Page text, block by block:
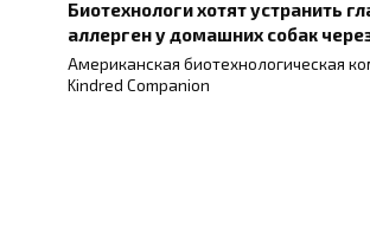
Биотехнологи хотят устранить
аллерген у домашних собак через
Американская биотехнологическая
Kindred Companion